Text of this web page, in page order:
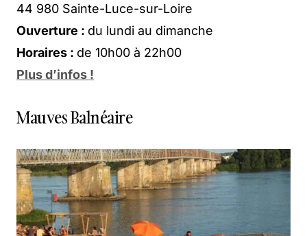
44 980 Sainte-Luce-sur-Loire
Ouverture : du lundi au dimanche
Horaires : de 10h00 à 22h00
Plus d’infos !
Mauves Balnéaire